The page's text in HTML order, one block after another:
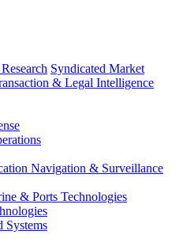
Syndicated Market
& Legal Intelligence
Navigation & Surveillance
& Ports Technologies
Systems